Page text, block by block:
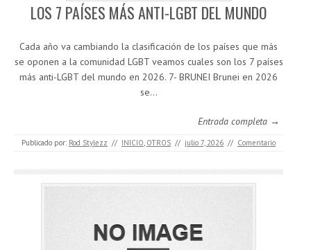
LOS 7 PAÍSES MÁS ANTI-LGBT DEL MUNDO
Cada año va cambiando la clasificación de los países que más
se oponen a la comunidad LGBT veamos cuales son los 7 países
más anti-LGBT del mundo en 2026. 7- BRUNEI Brunei en 2026
se…
Entrada completa →
Publicado por: Rod Stylezz // INICIO OTROS // julio 7, 2026 // Comentario